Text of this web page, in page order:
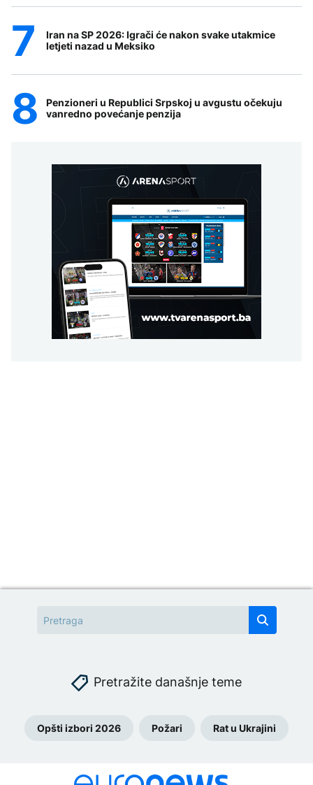
Iran na SP 2026: Igrači će nakon svake utakmice
letjeti nazad u Meksiko
Penzioneri u Republici Srpskoj u avgustu očekuju
vanredno povećanje penzija
Pretražite današnje teme
Opšti izbori 2026 Požari Rat u Ukrajini